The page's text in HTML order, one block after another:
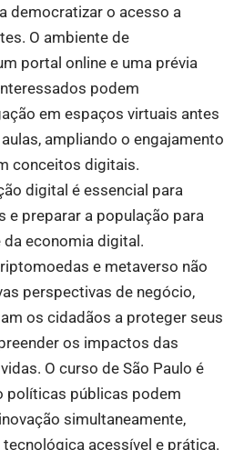
democratizar o acesso a
O ambiente de
portal online e uma prévia
podem
em espaços virtuais antes
ampliando o engajamento
conceitos digitais.
digital é essencial para
e preparar a população para
economia digital.
e metaverso não
perspectivas de negócio,
os cidadãos a proteger seus
os impactos das
O curso de São Paulo é
políticas públicas podem
simultaneamente,
acessível e prática.